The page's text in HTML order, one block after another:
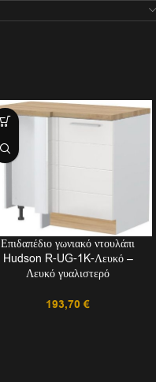
Επιδαπέδιο γωνιακό ντουλάπι
Hudson R-UG-1K-Λευκό –
Λευκό γυαλιστερό
193,70 €